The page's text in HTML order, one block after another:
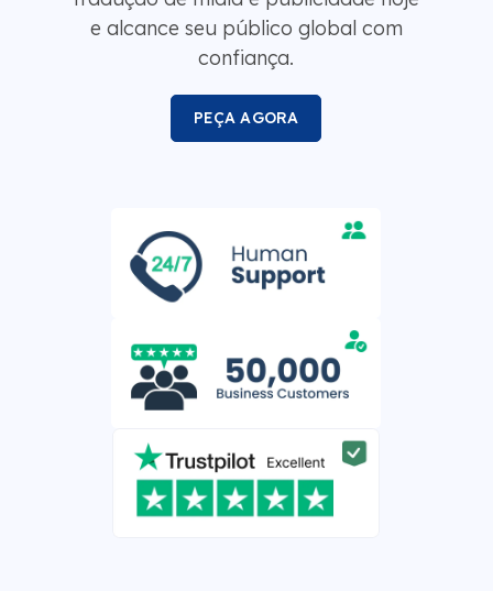
e alcance seu público global com
confiança.
PEÇA AGORA